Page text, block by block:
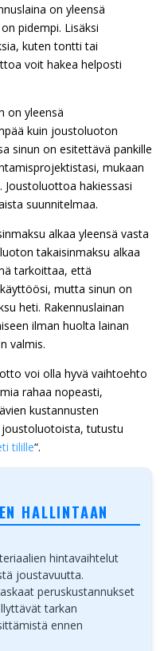
on yleensä
pidempi. Lisäksi
kuten tontti tai
voit hakea helposti
on yleensä
kuin joustoluoton
sinun on esitettävä pankille
mukaan
hakiessasi
suunnitelmaa.
alkaa yleensä vasta
takaisinmaksu alkaa
tarkoittaa, että
mutta sinun on
heti. Rakennuslainan
ilman huolta lainan
valmis.
voi olla hyvä vaihtoehto
rahaa nopeasti,
kustannusten
joustoluotoista, tutustu
tilille“.
HALLINTAAN
hintavaihtelut
joustavuutta.
peruskustannukset
tarkan
ennen